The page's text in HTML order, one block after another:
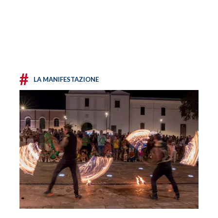
# LA MANIFESTAZIONE